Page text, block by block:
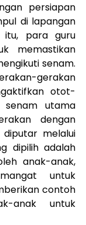
persiapan
di lapangan
itu, para guru
memastikan
senam.
gerakan
otot-
senam utama
dengan
melalui
dipilih adalah
anak-anak,
untuk
contoh
anak untuk